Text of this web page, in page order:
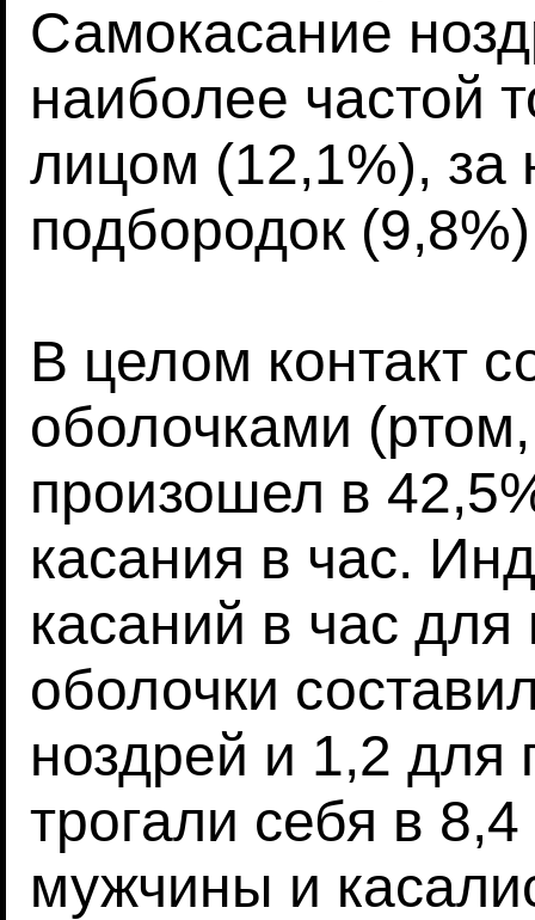
Самокасание
наиболее частой
лицом (12,1%), за
подбородок
В целом контакт
оболочками
произошел в
касания в час.
касаний в час
оболочки
ноздрей и 1,2
трогали себя в
мужчины и